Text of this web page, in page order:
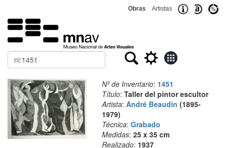
Obras Artistas
Buscar
Nº de Inventario: 1451
Título: Taller del pintor escultor
Artista: André Beaudin (1895-
1979)
Técnica: Grabado
Medidas: 25 x 35 cm
Realizado: 1937